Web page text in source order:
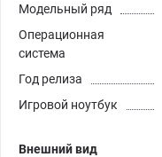
Модельный ряд
Операционная
система
Год релиза
Игровой ноутбук
Внешний вид